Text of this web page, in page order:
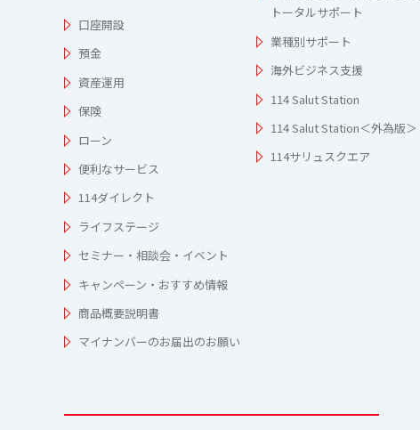
口座開設
預金
資産運用
保険
ローン
便利なサービス
114ダイレクト
ライフステージ
セミナー・相談会・イベント
キャンペーン・おすすめ情報
商品概要説明書
マイナンバーのお届出のお願い
トータルサポート
業種別サポート
海外ビジネス支援
114 Salut Station
114 Salut Station＜外為版＞
114サリュスクエア